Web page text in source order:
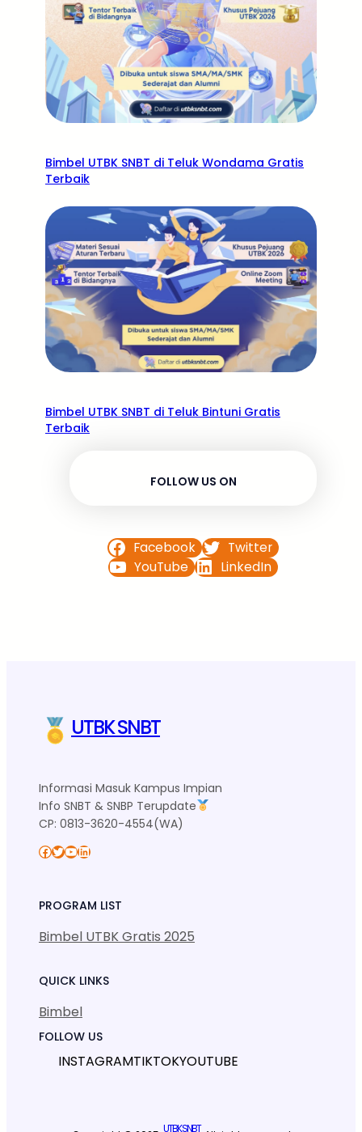
Bimbel UTBK SNBT di Teluk Wondama Gratis
Terbaik
Bimbel UTBK SNBT di Teluk Bintuni Gratis
Terbaik
FOLLOW US ON
Facebook
Twitter
YouTube
LinkedIn
UTBK SNBT
Informasi Masuk Kampus Impian
Info SNBT & SNBP Terupdate
CP: 0813-3620-4554(WA)
Facebook Twitter YouTube LinkedIn
PROGRAM LIST
Bimbel UTBK Gratis 2025
QUICK LINKS
Bimbel
FOLLOW US
INSTAGRAMTIKTOKYOUTUBE
UTBK SNBT